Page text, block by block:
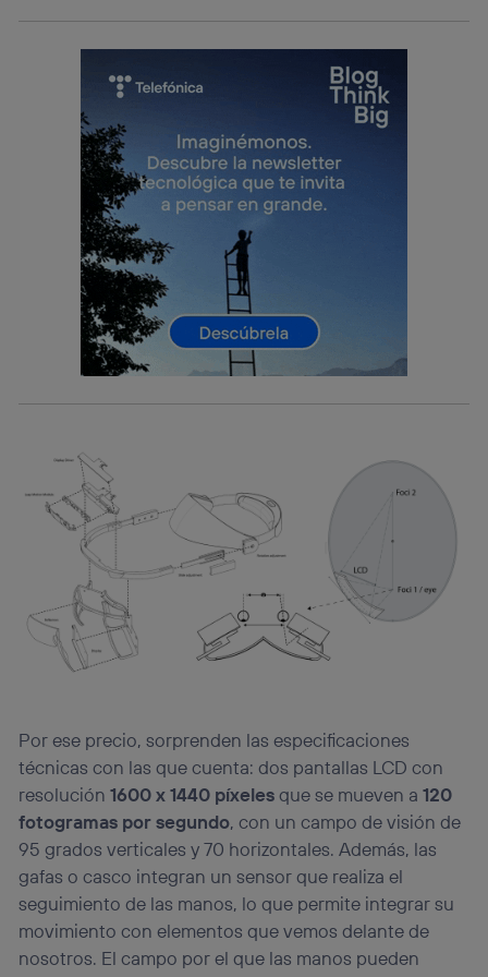
Por ese precio, sorprenden las especificaciones
técnicas con las que cuenta: dos pantallas LCD con
resolución1600 x 1440 píxelesque se mueven a120
fotogramas por segundo, con un campo de visión de
95 grados verticales y 70 horizontales. Además, las
gafas o casco integran un sensor que realiza el
seguimiento de las manos, lo que permite integrar su
movimiento con elementos que vemos delante de
nosotros. El campo por el que las manos pueden
consienta el uso de la tecnología recibirá el mismo
conexión de banda ancha(p. ej., Wi-Fi),
el marketing o análisis se realizará en función de las
actividades de navegación de los miembros del hogar
que hayan dado su consentimiento.
Si utilizasdatos móviles , el marketing será más
personalizado, ya que se basará únicamente en la
navegación del usuario del móvil.
Puedes gestionar los consentimientos Utiq seleccionando
“Administrar Utiq” en la parte inferior de esta página web o
visitando el portal de privacidad de Utiq
(“consenthub”). Para más información, consulta
política de privacidad de Utiq.